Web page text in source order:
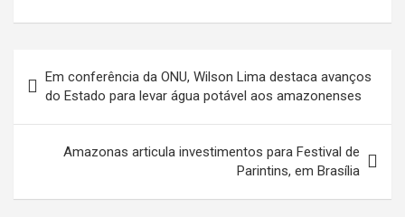
de
Post
Em conferência da ONU, Wilson Lima destaca avanços
do Estado para levar água potável aos amazonenses
Amazonas articula investimentos para Festival de
Parintins, em Brasília